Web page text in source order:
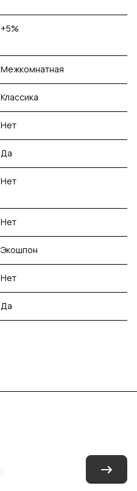
+5%
Межкомнатная
Классика
Нет
Да
Нет
Нет
Экошпон
Нет
Да